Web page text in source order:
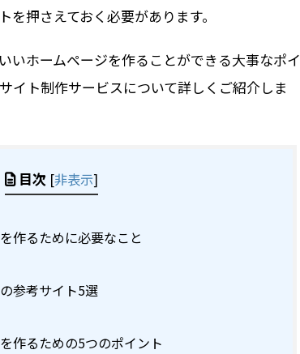
押さえておく必要があります。
いホームページを作ることができる大事なポイ
イト制作サービスについて詳しくご紹介しま
目次 [非表示]
作るために必要なこと
参考サイト5選
作るための5つのポイント